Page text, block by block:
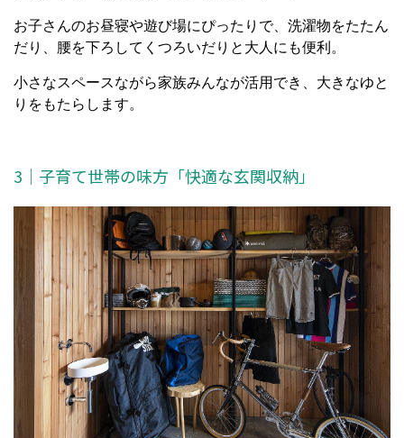
お子さんのお昼寝や遊び場にぴったりで、洗濯物をたたん
だり、腰を下ろしてくつろいだりと大人にも便利。
小さなスペースながら家族みんなが活用でき、大きなゆと
りをもたらします。
3｜子育て世帯の味方「快適な玄関収納」